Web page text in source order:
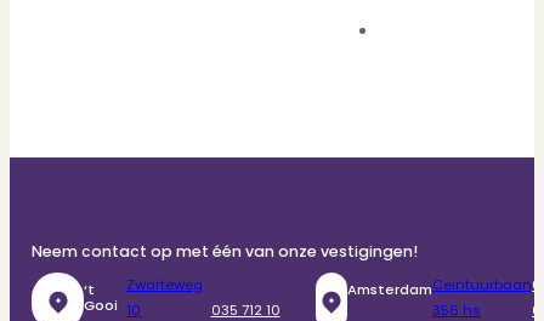
Neem contact op met één van onze vestigingen!
‘t
Gooi
Zwarteweg
10
035 712 10
AmsterdamCeintuurbaan
356 hs